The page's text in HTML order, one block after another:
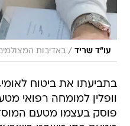
עו"ד שריד / באדיבות
בתביעתו את ביטוח
וופלין למומחה רפואי
פוסק בעצמו מטעם